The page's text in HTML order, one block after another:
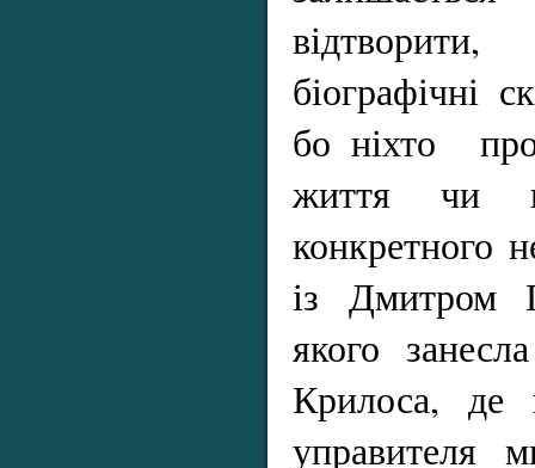
біографічні
бо ніхто
життя чи
конкретного
із Дмитром
якого
Крилоса, де
управителя